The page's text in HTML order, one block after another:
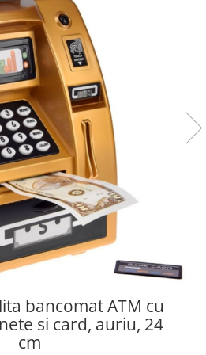
bancomat ATM cu
si card, auriu, 24
cm